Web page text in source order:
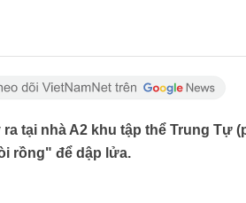
ra tại nhà A2 khu tập thể Trung Tự
rồng" để dập lửa.